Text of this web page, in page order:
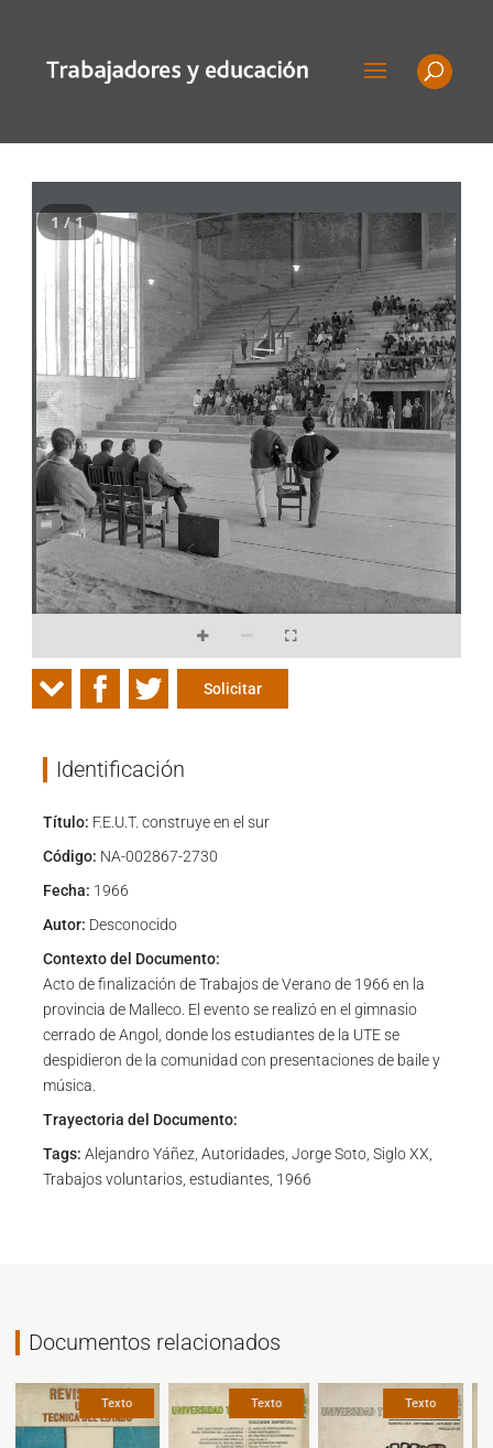
1 / 1
Solicitar
Identificación
Título: F.E.U.T. construye en el sur
Código: NA-002867-2730
Fecha: 1966
Autor: Desconocido
Contexto del Documento:
Acto de finalización de Trabajos de Verano de 1966 en la
provincia de Malleco. El evento se realizó en el gimnasio
cerrado de Angol, donde los estudiantes de la UTE se
despidieron de la comunidad con presentaciones de baile y
música.
Trayectoria del Documento:
Tags: Alejandro Yáñez, Autoridades, Jorge Soto, Siglo XX,
Trabajos voluntarios, estudiantes, 1966
Documentos relacionados
Texto Texto Texto